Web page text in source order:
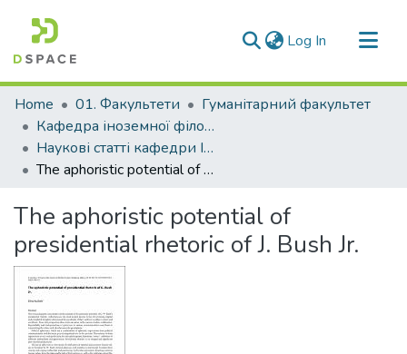
Log In (current)
Communities & Collections
All of DSpace
Statistics
Home 01. Факультети
Гуманітарний факультет
Кафедра іноземної філології та перекладу (Кафедра ІФ та П)
Наукові статті кафедри ІФ та П
The aphoristic potential of presidential rhetoric of J. Bush Jr.
The aphoristic potential of
presidential rhetoric of J. Bush Jr.